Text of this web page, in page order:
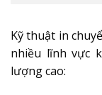
Kỹ thuật in
nhiều lĩnh vực
lượng cao: